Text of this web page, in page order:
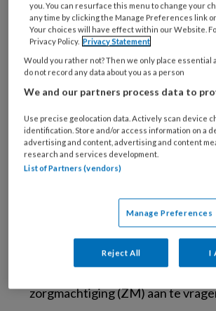
Voor de opname verbleef zij op
Psychiatrische Unit (MPU)
hypoglycemieën (te lage
Omdat het de patiënte niet lukte
voldoende te eten, besloten de
ouders van de patiënte – om
dwangsondevoeding te starten.
van patiënte nam toe tot een BMI
wanneer zij de mogelijkheid kreeg
intake; de overgang van
sondevoeding naar orale intake
In afstemming met behandelaren
zorgmachtiging (ZM) aan te
you. You can resurface this menu to change your
any time by clicking the Manage Preferences link
Your choices will have effect within our Website.
Privacy Policy. Privacy Statement
Would you rather not? Then we only place essential
do not record any data about you as a person
We and our partners process data to
Use precise geolocation data. Actively scan device
identification. Store and/or access information on a
advertising and content, advertising and content
research and services development.
List of Partners (vendors)
Manage Preferences
Reject All I